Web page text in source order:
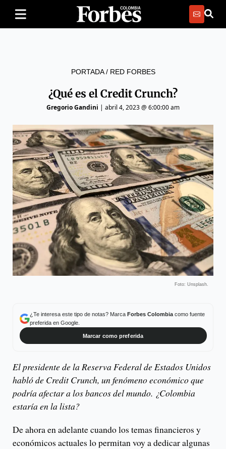
PORTADA/ RED FORBES
¿Qué es el Credit Crunch?
Gregorio Gandini | abril 4, 2023 @ 6:00:00 am
Foto: Unsplash.
¿Te interesa este tipo de notas? Marca Forbes Colombiacomo fuente
preferida en Google.
Marcar como preferida
El presidente de la Reserva Federal de Estados Unidos
habló de Credit Crunch, un fenómeno económico que
podría afectar a los bancos del mundo. ¿Colombia
estaría en la lista?
De ahora en adelante cuando los temas financieros y
económicos actuales lo permitan voy a dedicar algunas